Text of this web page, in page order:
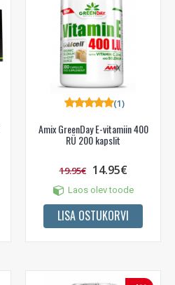
Amix GreenDay E-vitamiin 400
RÜ 200 kapslit
(1)
19.95€ 14.95€
Laos olev toode
LISA OSTUKORVI